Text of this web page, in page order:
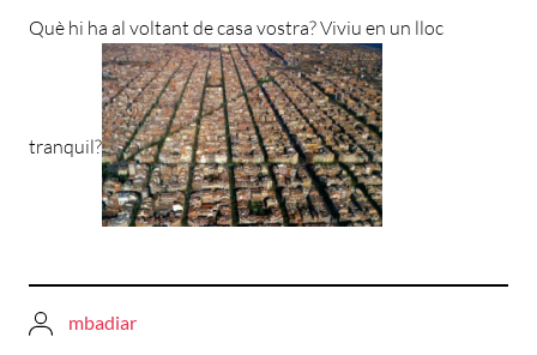
Què hi ha al voltant de casa vostra? Viviu en un lloc
tranquil?
mbadiar